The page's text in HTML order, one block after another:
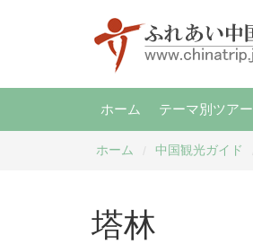
ホーム テーマ別ツアー
ホーム 中国観光ガイド
塔林